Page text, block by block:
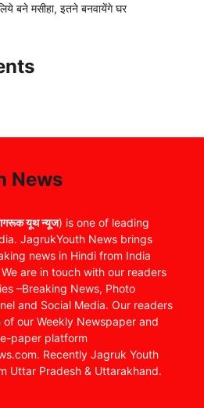
बने मसीहा, इतने बनवायेंगे घर
News
यूथ न्यूज) is one of leading
JagrukYouth News brings
news in Hindi from India
are in touch with our readers
–Breaking News, Photo
and Social Media. Our readers
our Weekly Newspaper and
paper platform
Recently Jagruk Youth
Uttar Pradesh & Uttarakhand.